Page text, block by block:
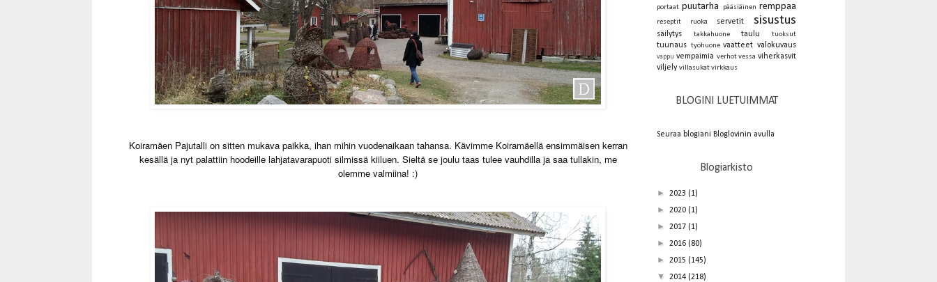
Koiramäen Pajutalli on sitten mukava paikka, ihan mihin vuodenaikaan tahansa. Kävimme Koiramäellä ensimmäisen kerran
kesällä ja nyt palattiin hoodeille lahjatavarapuoti silmissä kiiluen. Sieltä se joulu taas tulee vauhdilla ja saa tullakin, me
olemme valmiina! :)
portaat puutarha pääsiäinen remppaa
reseptit ruoka servetit sisustus
säilytys takkahuone taulu tuoksut
tuunaus työhuone vaatteet valokuvaus
vappu vempaimia verhot vessa viherkasvit
viljely villasukatvirkkaus
BLOGINI LUETUIMMAT
Seuraa blogiani Bloglovinin avulla
Blogiarkisto
► 2023 (1)
► 2020 (1)
► 2017 (1)
► 2016 (80)
► 2015 (145)
▼ 2014 (218)